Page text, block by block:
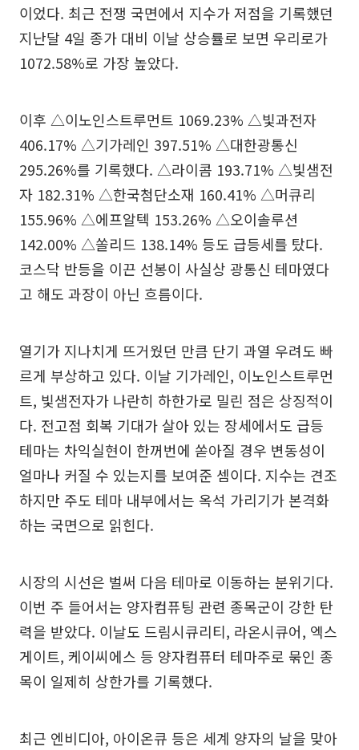
이었다. 최근 전쟁 국면에서 지수가 저점을 기록했던
지난달 4일 종가 대비 이날 상승률로 보면 우리로가
1072.58%로 가장 높았다.
이후 △이노인스트루먼트 1069.23% △빛과전자
406.17% △기가레인 397.51% △대한광통신
295.26%를 기록했다. △라이콤 193.71% △빛샘전
자 182.31% △한국첨단소재 160.41% △머큐리
155.96% △에프알텍 153.26% △오이솔루션
142.00% △쏠리드 138.14% 등도 급등세를 탔다.
코스닥 반등을 이끈 선봉이 사실상 광통신 테마였다
고 해도 과장이 아닌 흐름이다.
열기가 지나치게 뜨거웠던 만큼 단기 과열 우려도 빠
르게 부상하고 있다. 이날 기가레인, 이노인스트루먼
트, 빛샘전자가 나란히 하한가로 밀린 점은 상징적이
다. 전고점 회복 기대가 살아 있는 장세에서도 급등
테마는 차익실현이 한꺼번에 쏟아질 경우 변동성이
얼마나 커질 수 있는지를 보여준 셈이다. 지수는 견조
하지만 주도 테마 내부에서는 옥석 가리기가 본격화
하는 국면으로 읽힌다.
시장의 시선은 벌써 다음 테마로 이동하는 분위기다.
이번 주 들어서는 양자컴퓨팅 관련 종목군이 강한 탄
력을 받았다. 이날도 드림시큐리티, 라온시큐어, 엑스
게이트, 케이씨에스 등 양자컴퓨터 테마주로 묶인 종
목이 일제히 상한가를 기록했다.
최근 엔비디아, 아이온큐 등은 세계 양자의 날을 맞아